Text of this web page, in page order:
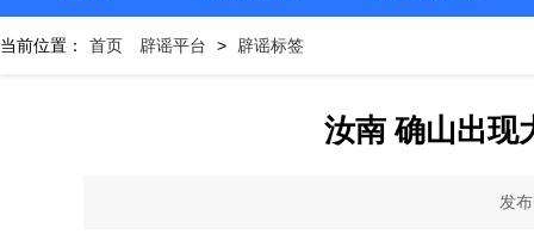
当前位置： 首页 辟谣平台 > 辟谣标签
汝南 确山出现
发